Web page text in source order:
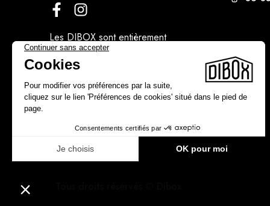
Les DIBOX sont entièrement
confectionnées à la main et chaque
DIBOX est unique.